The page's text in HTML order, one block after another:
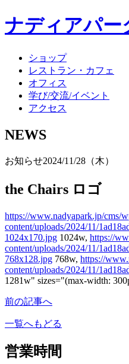
ナディアパー
ショップ
レストラン・カフェ
オフィス
学び/交流/イベント
アクセス
NEWS
お知らせ2024/11/28（木）
the Chairs ロゴ
https://www.nadyapark.jp/cms/
content/uploads/2024/11/
1024x170.jpg 1024w, https://
content/uploads/2024/11/
768x128.jpg 768w, https://
content/uploads/2024/11/
1281w" sizes="(max-width:
前の記事へ
一覧へもどる
営業時間